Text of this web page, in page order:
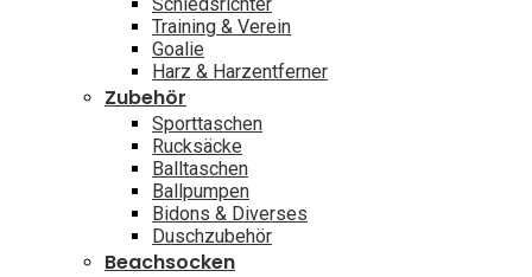
Training & Verein
Goalie
Harz & Harzentferner
Zubehör
Sporttaschen
Rucksäcke
Balltaschen
Ballpumpen
Bidons & Diverses
Duschzubehör
Beachsocken